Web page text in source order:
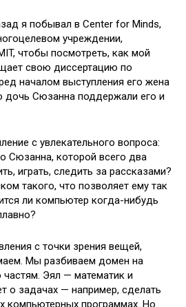
я побывал в Center for Minds,
учреждении,
чтобы посмотреть, как мой
свою диссертацию по
началом выступления его жена
дочь Сюзанна поддержали его и
с увлекательного вопроса:
Сюзанна, которой всего два
играть, следить за рассказами?
такого, что позволяет ему так
ли компьютер когда-нибудь
с точки зрения вещей,
Мы разбиваем домен на
частям. Эял — математик и
о задачах — например, сделать
компьютерных программах. Но